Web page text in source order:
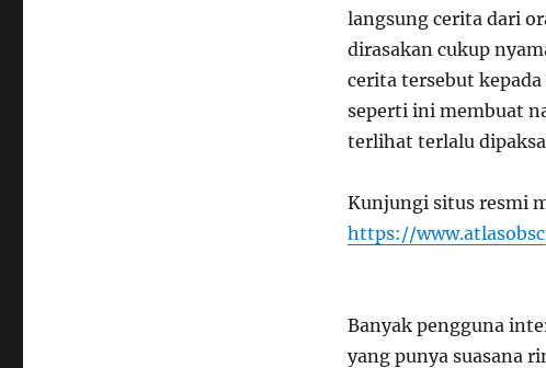
langsung cerita dari
dirasakan cukup
cerita tersebut
seperti ini membuat
terlihat terlalu
Kunjungi situs resmi
https://
Banyak pengguna
yang punya suasana